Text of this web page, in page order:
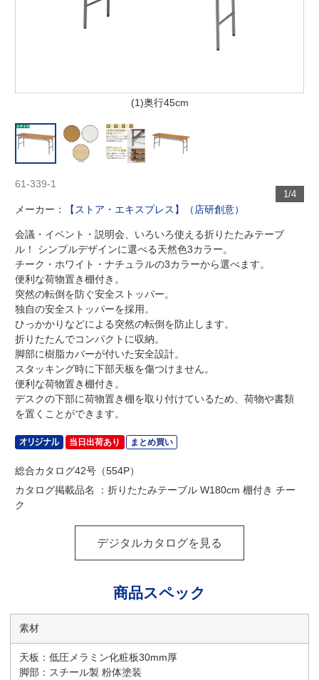
(1)奥行45cm
1/4
61-339-1
メーカー： 【ストア・エキスプレス】（店研創意）
会議・イベント・説明会、いろいろ使える折りたたみテーブ
ル！ シンプルデザインに選べる天然色3カラー。
チーク・ホワイト・ナチュラルの3カラーから選べます。
便利な荷物置き棚付き。
突然の転倒を防ぐ安全ストッパー。
独自の安全ストッパーを採用。
ひっかかりなどによる突然の転倒を防止します。
折りたたんでコンパクトに収納。
脚部に樹脂カバーが付いた安全設計。
スタッキング時に下部天板を傷つけません。
便利な荷物置き棚付き。
デスクの下部に荷物置き棚を取り付けているため、荷物や書類
を置くことができます。
当日出荷あり まとめ買い
総合カタログ42号（554P）
カタログ掲載品名 ：折りたたみテーブル W180cm 棚付き チー
ク
デジタルカタログを見る
商品スペック
素材
天板：低圧メラミン化粧板30mm厚
脚部：スチール製 粉体塗装